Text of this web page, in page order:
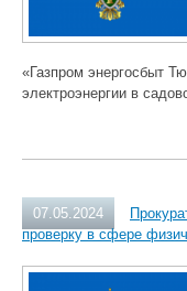
«Газпром энергосбыт
электроэнергии в
07.05.2024
проверку в сфере